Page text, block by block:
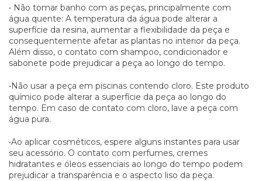
• Não tomar banho com as peças, principalmente com
água quente: A temperatura da água pode alterar a
superfície da resina, aumentar a flexibilidade da peça e
consequentemente afetar as plantas no interior da peça.
Além disso, o contato com shampoo, condicionador e
sabonete pode prejudicar a peça ao longo do tempo.
•Não usar a peça em piscinas contendo cloro. Este produto
químico pode alterar a superfície da peça ao longo do
tempo. Em caso de contato com cloro, lave a peça com
água pura.
•Ao aplicar cosméticos, espere alguns instantes para usar
seu acessório. O contato com perfumes, cremes
hidratantes e óleos essenciais ao longo do tempo podem
prejudicar a transparência e o aspecto liso da peça.